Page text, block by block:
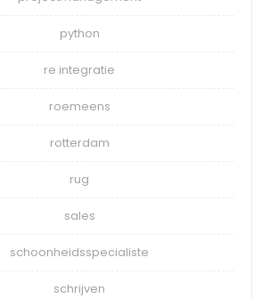
python
re integratie
roemeens
rotterdam
rug
sales
schoonheidsspecialiste
schrijven